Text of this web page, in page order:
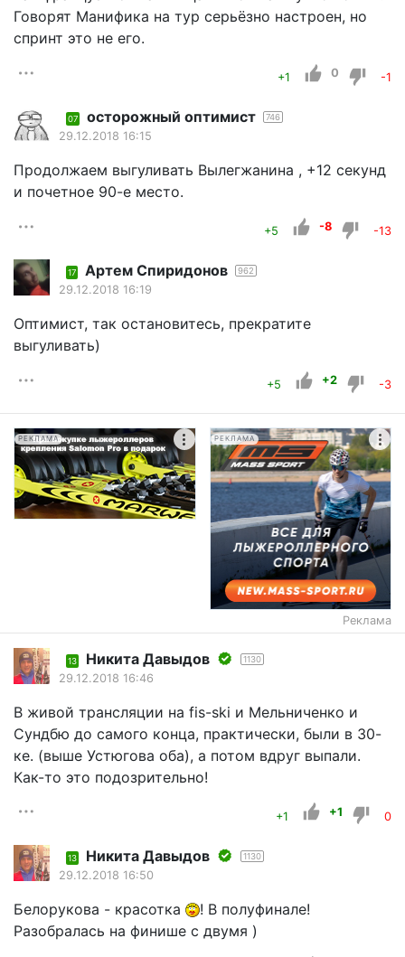
Говорят Манифика на тур серьёзно настроен, но
спринт это не его.
+1 0 -1
07 осторожный оптимист 746
29.12.2018 16:15
Продолжаем выгуливать Вылегжанина , +12 секунд
и почетное 90-е место.
+5 -8 -13
17 Артем Спиридонов 962
29.12.2018 16:19
Оптимист, так остановитесь, прекратите
выгуливать)
+5 +2 -3
РЕКЛАМА РЕКЛАМА
Реклама
13 Никита Давыдов 1130
29.12.2018 16:46
В живой трансляции на fis-ski и Мельниченко и
Сундбю до самого конца, практически, были в 30-
ке. (выше Устюгова оба), а потом вдруг выпали.
Как-то это подозрительно!
+1 +1 0
13 Никита Давыдов 1130
29.12.2018 16:50
Белорукова - красотка
! В полуфинале!
Разобралась на финише с двумя )